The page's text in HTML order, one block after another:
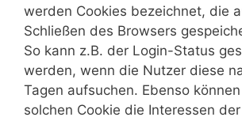
werden Cookies bezeichnet, die
Schließen des Browsers
So kann z.B. der Login-Status
werden, wenn die Nutzer diese
Tagen aufsuchen. Ebenso
solchen Cookie die Interessen